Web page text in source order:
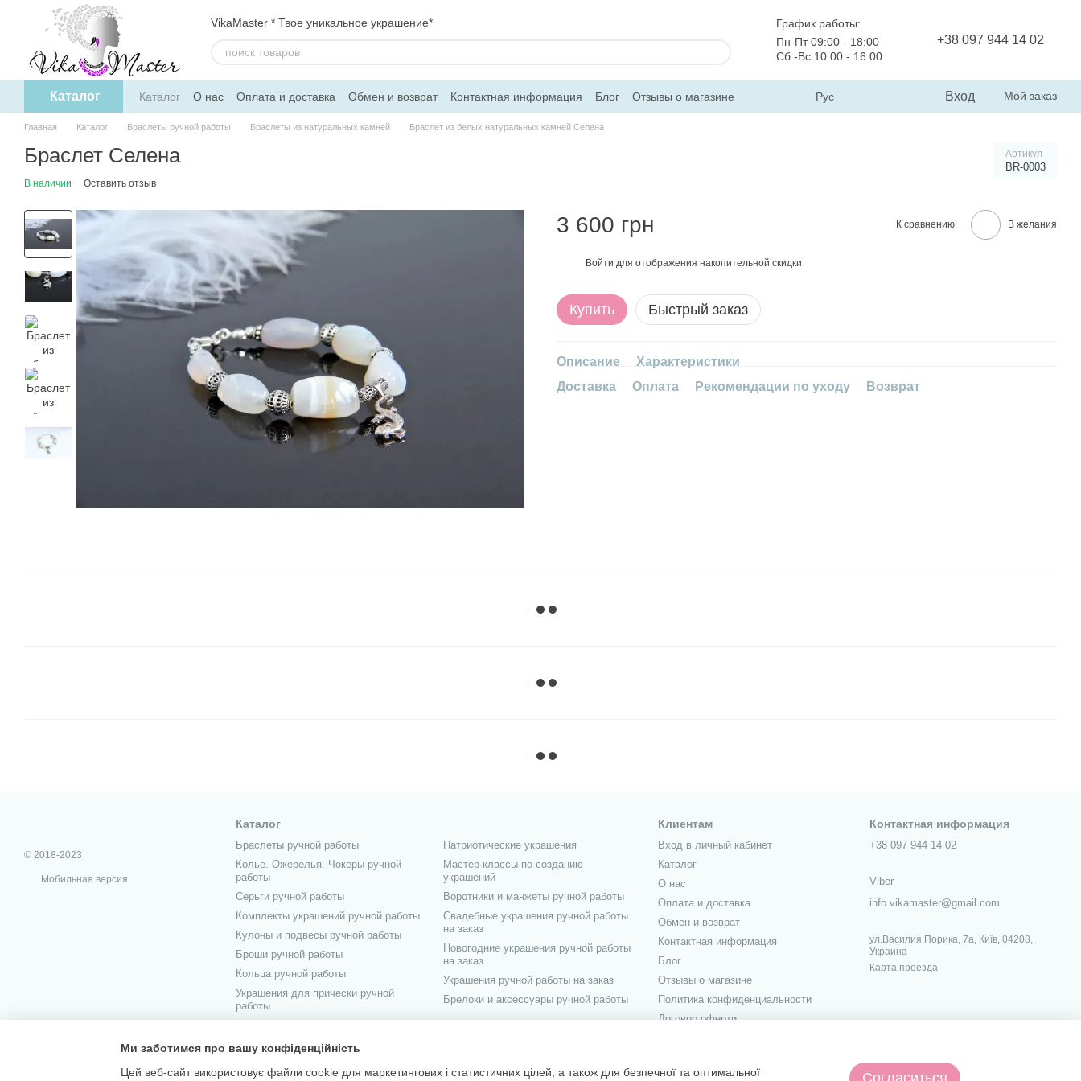
Перейти к основному контенту
VikaMaster * Твое уникальное украшение*
График работы:
Пн-Пт 09:00 - 18:00
Сб -Вс 10:00 - 16.00
+38 097 944 14 02
Каталог Каталог О нас Оплата и доставка Обмен и возврат Контактная информация Блог
Отзывы о магазине
Политика конфиденциальности
Договор оферти
Рус Вход Мой заказ
Главная Каталог Браслеты ручной работы Браслеты из натуральных камней Браслет из белых натуральных камней Селена
Браслет Селена Артикул
BR-0003
В наличии Оставить отзыв
3 600 грн К сравнению В желания
Войти для отображения накопительной скидки
Купить Быстрый заказ
Описание
Характеристики
Доставка
Оплата Рекомендации по уходу Возврат
© 2018-2023
Мобильная версия
Каталог
Браслеты ручной работы
Колье. Ожерелья. Чокеры ручной
работы
Серьги ручной работы
Комплекты украшений ручной работы
Кулоны и подвесы ручной работы
Броши ручной работы
Кольца ручной работы
Украшения для прически ручной
работы
Патриотические украшения
Мастер-классы по созданию
украшений
Воротники и манжеты ручной работы
Свадебные украшения ручной работы
на заказ
Новогодние украшения ручной работы
на заказ
Украшения ручной работы на заказ
Брелоки и аксессуары ручной работы
Клиентам
Вход в личный кабинет
Каталог
О нас
Оплата и доставка
Обмен и возврат
Контактная информация
Блог
Отзывы о магазине
Политика конфиденциальности
Договор оферти
Контактная информация
+38 097 944 14 02
Viber
info.vikamaster@gmail.com
ул.Василия Порика, 7а, Київ, 04208,
Украина
Карта проезда
Ми заботимся про вашу конфіденційність
Цей веб-сайт використовує файли cookie для маркетингових і статистичних цілей, а також для безпечної та оптимальної
Согласиться